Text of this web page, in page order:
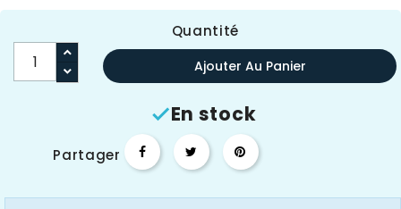
Quantité
Ajouter Au Panier
En stock
Partager